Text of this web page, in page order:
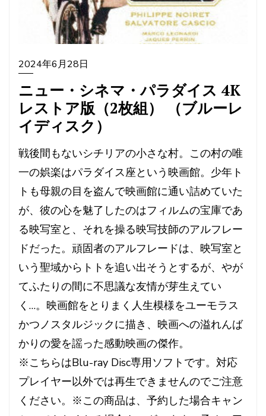
2024年6月28日
ニュー・シネマ・パラダイス 4K
レストア版（2枚組） （ブルーレ
イディスク）
戦後間もないシチリアの小さな村。この村の唯
一の娯楽はパラダイス座という映画館。少年ト
トも母親の目を盗んで映画館に通い詰めていた
が、彼の心を魅了したのはフィルムの宝庫であ
る映写室と、それを操る映写技師のアルフレー
ドだった。頑固者のアルフレードは、映写室と
いう聖域からトトを追い出そうとするが、やが
てふたりの間に不思議な友情が芽生えてい
く…。映画館をとりまく人生模様をユーモラス
かつノスタルジックに描き、映画への溢れんば
かりの愛を謡った感動映画の傑作。
※こちらはBlu-ray Disc専用ソフトです。対応
プレイヤー以外では再生できませんのでご注意
ください。※この商品は、予約した場合キャン